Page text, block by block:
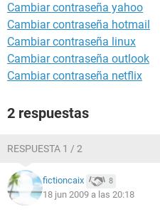
Cambiar contraseña yahoo
Cambiar contraseña hotmail
Cambiar contraseña linux
Cambiar contraseña outlook
Cambiar contraseña netflix
2 respuestas
RESPUESTA 1 / 2
fictioncaix 8
18 jun 2009 a las 20:18